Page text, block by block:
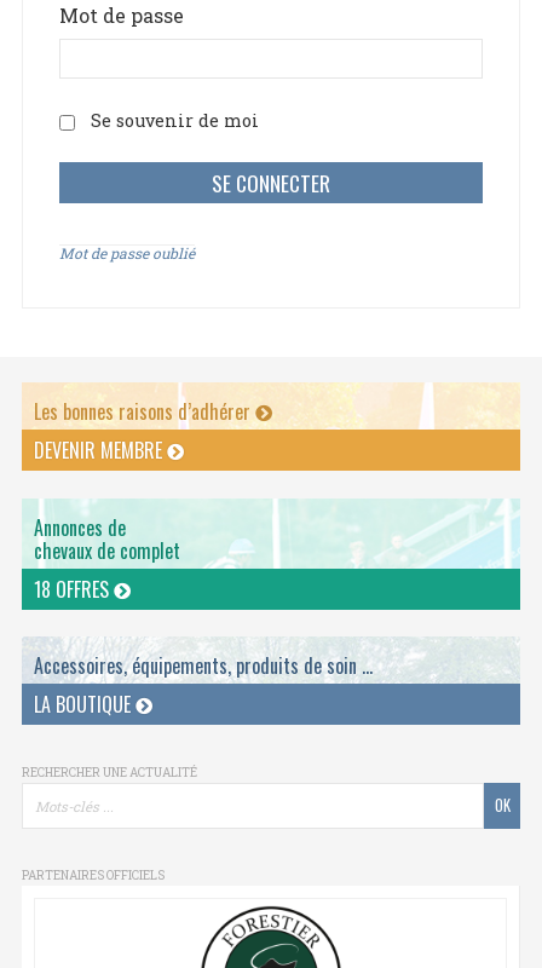
Mot de passe
Se souvenir de moi
Mot de passe oublié
Les bonnes raisons d’adhérer
DEVENIR MEMBRE
Annonces de
chevaux de complet
18 OFFRES
Accessoires, équipements, produits de soin ...
LA BOUTIQUE
RECHERCHER UNE ACTUALITÉ
PARTENAIRES OFFICIELS